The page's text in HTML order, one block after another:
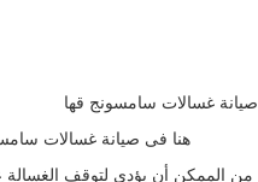
صيانة غسالات سامسونج قها
هنا فى صيانة غسالات
من الممكن أن يؤدي لتوقف الغسالة